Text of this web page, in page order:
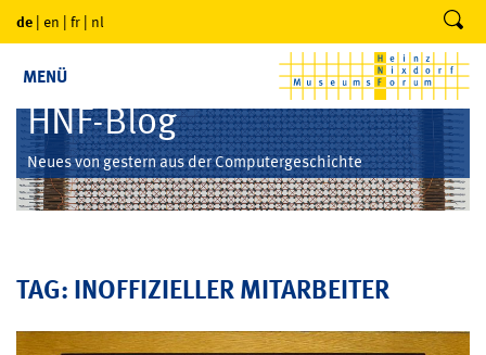
de | en | fr | nl
MENÜ
HNF-Blog
Neues von gestern aus der Computergeschichte
TAG: INOFFIZIELLER MITARBEITER